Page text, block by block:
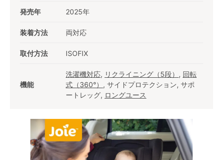
発売年 2025年
装着方法 両対応
取付方法 ISOFIX
機能
洗濯機対応, リクライニング（5段） , 回転
式（360°） , サイドプロテクション, サポ
ートレッグ, ロングユース